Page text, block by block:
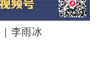
李雨冰